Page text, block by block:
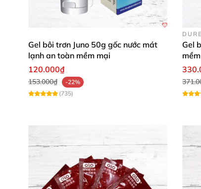
Gel bôi trơn Juno 50g gốc nước mát
lạnh an toàn mềm mại
120.000₫
153.000₫
-22%
(735)
Gel